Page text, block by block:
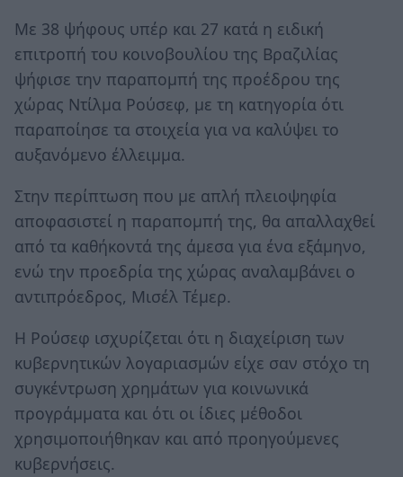
Με 38 ψήφους υπέρ και 27 κατά η ειδική
επιτροπή του κοινοβουλίου της Βραζιλίας
ψήφισε την παραπομπή της προέδρου της
χώρας Ντίλμα Ρούσεφ, με τη κατηγορία ότι
παραποίησε τα στοιχεία για να καλύψει το
αυξανόμενο έλλειμμα.
Στην περίπτωση που με απλή πλειοψηφία
αποφασιστεί η παραπομπή της, θα απαλλαχθεί
από τα καθήκοντά της άμεσα για ένα εξάμηνο,
ενώ την προεδρία της χώρας αναλαμβάνει ο
αντιπρόεδρος, Μισέλ Τέμερ.
Η Ρούσεφ ισχυρίζεται ότι η διαχείριση των
κυβερνητικών λογαριασμών είχε σαν στόχο τη
συγκέντρωση χρημάτων για κοινωνικά
προγράμματα και ότι οι ίδιες μέθοδοι
χρησιμοποιήθηκαν και από προηγούμενες
κυβερνήσεις.